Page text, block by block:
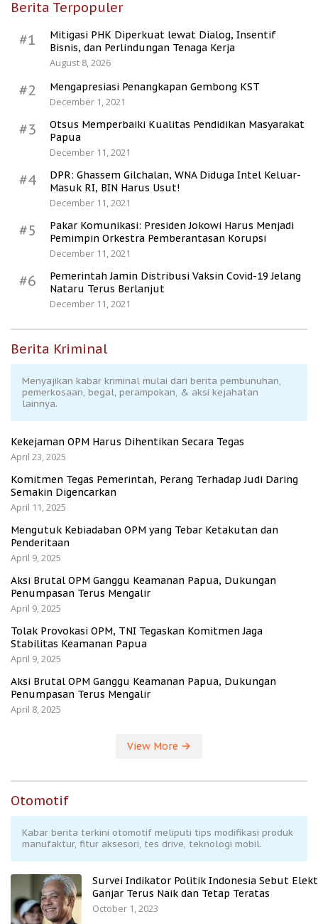
Berita Terpopuler
#1
Mitigasi PHK Diperkuat lewat Dialog, Insentif
Bisnis, dan Perlindungan Tenaga Kerja
August 8, 2026
#2
Mengapresiasi Penangkapan Gembong KST
December 1, 2021
#3
Otsus Memperbaiki Kualitas Pendidikan Masyarakat
Papua
December 11, 2021
#4
DPR: Ghassem Gilchalan, WNA Diduga Intel Keluar-
Masuk RI, BIN Harus Usut!
December 11, 2021
#5
Pakar Komunikasi: Presiden Jokowi Harus Menjadi
Pemimpin Orkestra Pemberantasan Korupsi
December 11, 2021
#6
Pemerintah Jamin Distribusi Vaksin Covid-19 Jelang
Nataru Terus Berlanjut
December 11, 2021
Berita Kriminal
Menyajikan kabar kriminal mulai dari berita pembunuhan,
pemerkosaan, begal, perampokan, & aksi kejahatan
lainnya.
Kekejaman OPM Harus Dihentikan Secara Tegas
April 23, 2025
Komitmen Tegas Pemerintah, Perang Terhadap Judi Daring
Semakin Digencarkan
April 11, 2025
Mengutuk Kebiadaban OPM yang Tebar Ketakutan dan
Penderitaan
April 9, 2025
Aksi Brutal OPM Ganggu Keamanan Papua, Dukungan
Penumpasan Terus Mengalir
April 9, 2025
Tolak Provokasi OPM, TNI Tegaskan Komitmen Jaga
Stabilitas Keamanan Papua
April 9, 2025
Aksi Brutal OPM Ganggu Keamanan Papua, Dukungan
Penumpasan Terus Mengalir
April 8, 2025
View More
Otomotif
Kabar berita terkini otomotif meliputi tips modifikasi produk
manufaktur, fitur aksesori, tes drive, teknologi mobil.
Survei Indikator Politik Indonesia Sebut
Ganjar Terus Naik dan Tetap Teratas
October 1, 2023